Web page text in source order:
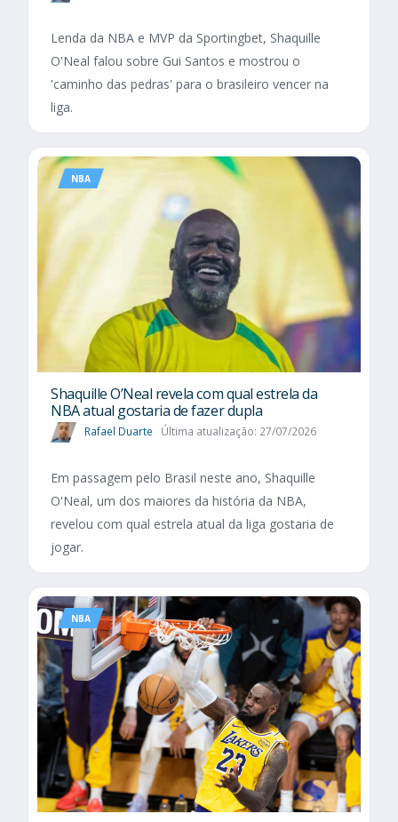
Lenda da NBA e MVP da Sportingbet, Shaquille
O'Neal falou sobre Gui Santos e mostrou o
'caminho das pedras' para o brasileiro vencer na
liga.
NBA
Shaquille O’Neal revela com qual estrela da
NBA atual gostaria de fazer dupla
Rafael Duarte Última atualização: 27/07/2026
Em passagem pelo Brasil neste ano, Shaquille
O'Neal, um dos maiores da história da NBA,
revelou com qual estrela atual da liga gostaria de
jogar.
NBA